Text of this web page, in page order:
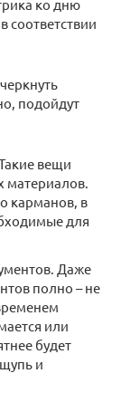
ко дню
соответствии
подойдут
вещи
материалов.
карманов, в
для
Даже
полно – не
или
будет
и